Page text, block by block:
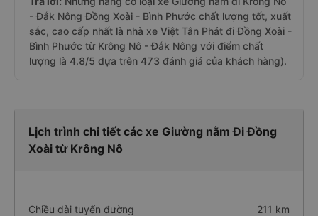
- Đắk Nông Đồng Xoài - Bình Phước chất lượng tốt, xuất
sắc, cao cấp nhất là nhà xe Việt Tân Phát đi Đồng Xoài -
Bình Phước từ Krông Nô - Đắk Nông với điểm chất
lượng là 4.8/5 dựa trên 473 đánh giá của khách hàng).
Lịch trình chi tiết các xe Giường nằm Đi Đồng
Xoài từ Krông Nô
Chiều dài tuyến đường 211 km